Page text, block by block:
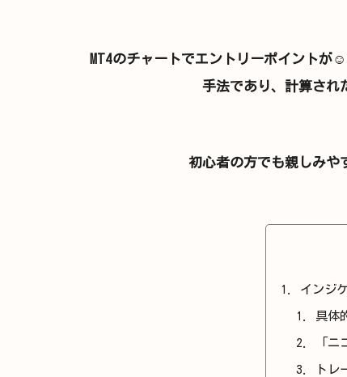
MT4のチャートでエントリーポイントが
手法であり、計算され
初心者の方でも親しみや
インジ
具体
「ニ
トレ